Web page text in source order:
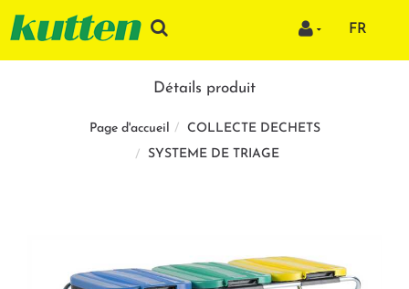
FR
Détails produit
Page d'accueil
COLLECTE DECHETS
SYSTEME DE TRIAGE